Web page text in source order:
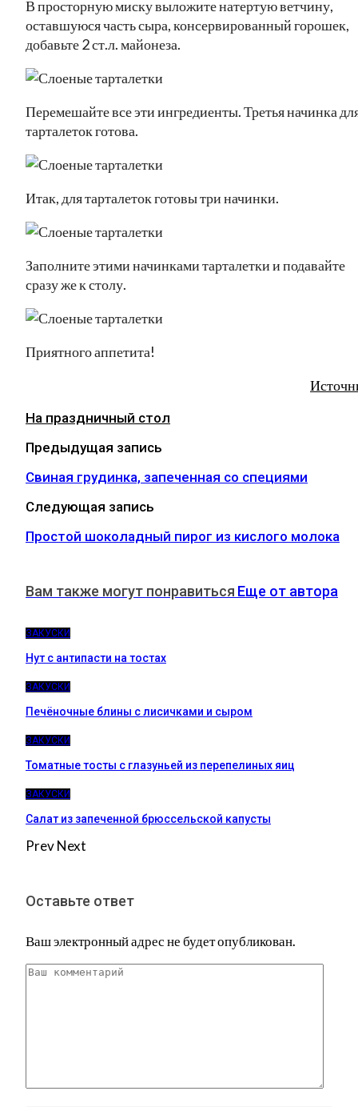
В просторную миску выложите натертую ветчину,
оставшуюся часть сыра, консервированный горошек,
добавьте 2 ст.л. майонеза.
Перемешайте все эти ингредиенты. Третья начинка
тарталеток готова.
Итак, для тарталеток готовы три начинки.
Заполните этими начинками тарталетки и подавайте
сразу же к столу.
Приятного аппетита!
На праздничный стол
Предыдущая запись
Свиная грудинка, запеченная со специями
Следующая запись
Простой шоколадный пирог из кислого молока
Вам также могут понравиться Еще от автора
ЗАКУСКИ
Нут с антипасти на тостах
ЗАКУСКИ
Печёночные блины с лисичками и сыром
ЗАКУСКИ
Томатные тосты с глазуньей из перепелиных яиц
ЗАКУСКИ
Салат из запеченной брюссельской капусты
PrevNext
Оставьте ответ
Ваш электронный адрес не будет опубликован.